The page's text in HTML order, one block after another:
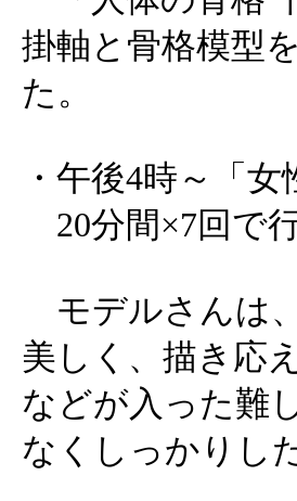
掛軸と骨格模型
た。
・午後4時～「
20分間×7回で
モデルさんは
美しく、描き応
などが入った難
なくしっかりし